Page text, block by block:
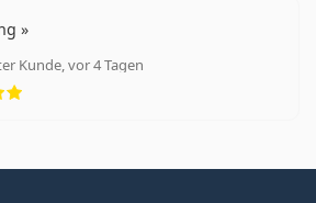
Kunde, vor 4 Tagen
Bewertung 5 aus 5